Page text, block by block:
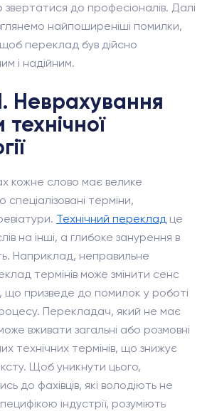
звертатися до професіоналів. Далі
найпоширеніші помилки,
переклад був дійсно
і надійним.
Неврахування
кожне слово має велике
терміни,
Технічний переклад це
на інші, а глибоке занурення в
Наприклад, неправильне
термінів може змінити сенс
що призведе до помилок у роботі
Перекладач, який не має
вживати загальні або розмовні
технічних термінів, що знижує
Щоб уникнути цього,
до фахівців, які володіють не
індустрії, розуміють